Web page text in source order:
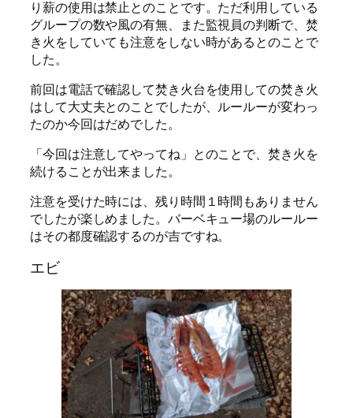
り薪の使用は禁止とのことです。ただ利用している
グループの数や風の有無、また監視員の判断で、焚
き火をしていても注意をしない時があるとのことで
した。
前回は電話で確認して焚き火台を使用しての焚き火
はして大丈夫とのことでしたが、ルールーが変わっ
たのか今回はだめでした。
「今回は注意してやってね」とのことで、焚き火を
続けることが出来ました。
注意を受けた時には、残り時間１時間もありません
でしたが楽しめました。バーベキュー場のルールー
はその都度確認するのが吉ですね。
エビ